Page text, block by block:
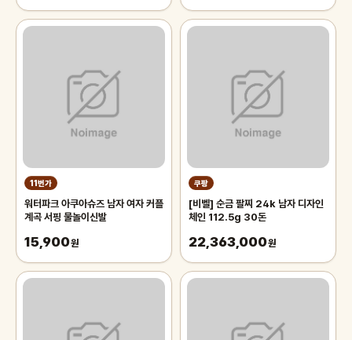
11번가
워터파크 아쿠아슈즈 남자 여자 커플
계곡 서핑 물놀이신발
15,900원
쿠팡
[비벨] 순금 팔찌 24k 남자 디자인
체인 112.5g 30돈
22,363,000원